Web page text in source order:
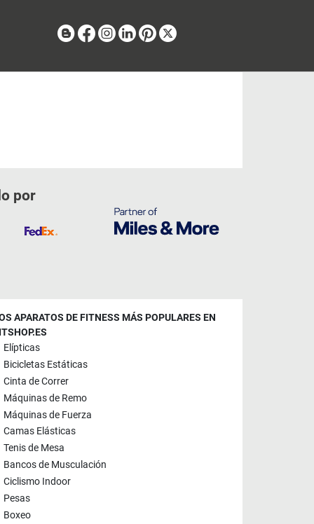
BlogFacebook
Instagram
LinkedinPinterest
por
APARATOS DE FITNESS MÁS POPULARES EN
Elípticas
Bicicletas Estáticas
Cinta de Correr
Máquinas de Remo
Máquinas de Fuerza
Camas Elásticas
Tenis de Mesa
Bancos de Musculación
Ciclismo Indoor
Pesas
Boxeo